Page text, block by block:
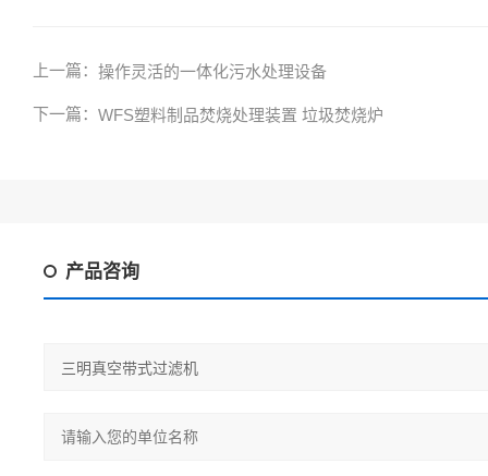
上一篇： 操作灵活的一体化污水处理设备
下一篇： WFS塑料制品焚烧处理装置 垃圾焚烧炉
产品咨询